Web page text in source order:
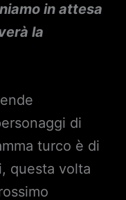
in attesa
la
di
turco è di
questa volta